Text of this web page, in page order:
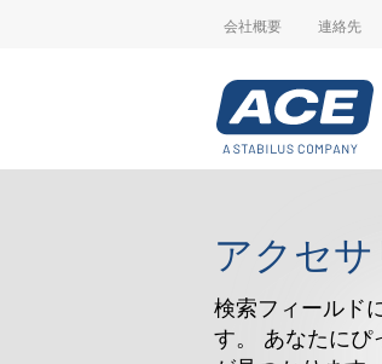
会社概要 連絡先
アクセサ
検索フィールド
す。 あなたにぴ